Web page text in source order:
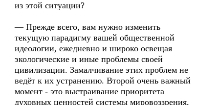
из этой ситуации?
— Прежде всего, вам нужно изменить
текущую парадигму вашей общественной
идеологии, ежедневно и широко освещая
экологические и иные проблемы своей
цивилизации. Замалчивание этих проблем не
ведёт к их устранению. Второй очень важный
момент - это выстраивание приоритета
духовных ценностей системы мировоззрения,